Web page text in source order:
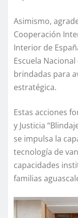
Asimismo,
Cooperación
Interior de
Escuela
brindadas para
estratégica.
Estas acciones
y Justicia
se impulsa la
tecnología de
capacidades
familias